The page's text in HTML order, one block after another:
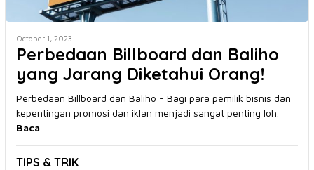
October 1, 2023
Perbedaan Billboard dan Baliho
yang Jarang Diketahui Orang!
Perbedaan Billboard dan Baliho - Bagi para pemilik bisnis dan
kepentingan promosi dan iklan menjadi sangat penting loh.
Baca
TIPS & TRIK